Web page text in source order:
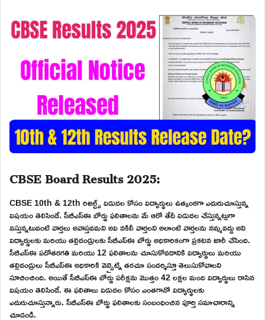
CBSE Board Results 2025:
CBSE 10th & 12th రిజల్ట్స్ విడుదల కోసం విద్యార్థులు ఉత్కంఠగా ఎదురుచూస్తున్న
విషయం తెలిసిందే. సీబీఎస్ఈ బోర్డు ఫలితాలను మే ఆరో తేదీ విడుదల చేస్తున్నట్లుగా
వస్తున్నటువంటి వార్తలు అవాస్తవమని అవి నకిలీ వార్తలని అలాంటి వార్తలను నమ్మవద్దు అని
విద్యార్థులకు మరియు తల్లిదండ్రులకు సీబీఎస్ఈ బోర్డు అధికారికంగా ప్రకటన జారీ చేసింది.
సీబీఎస్ఈ పదోతరగతి మరియు 12 ఫలితాలను చూసుకోవడానికి విద్యార్థులు మరియు
తల్లిదండ్రులు సీబీఎస్ఈ అధికారికి వెబ్సైట్ని తరచూ సందర్శిస్తూ తెలుసుకోవాలని
సూచించింది. అయితే సీబీఎస్ఈ బోర్డు పరీక్షను మొత్తం 42 లక్షల మంది విద్యార్థులు రాసిన
విషయం తెలిసిందే. ఈ ఫలితాలు విడుదల కోసం ఎంతగానో విద్యార్థులకు
ఎదురుచూస్తున్నారు. సీబీఎస్ఈ బోర్డు ఫలితాలకు సంబంధించిన పూర్తి సమాచారాన్ని
చూడండి.